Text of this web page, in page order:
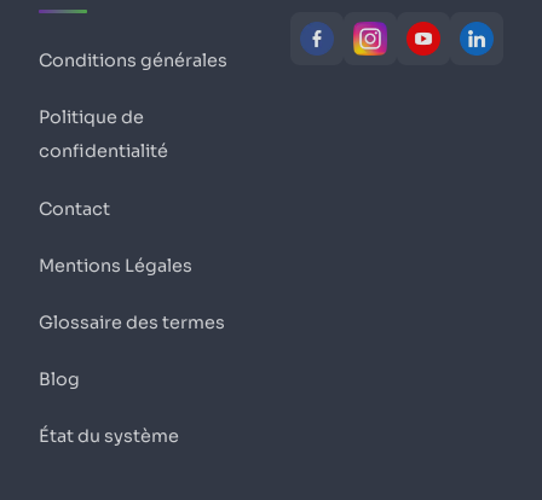
Conditions générales
Politique de
confidentialité
Contact
Mentions Légales
Glossaire des termes
Blog
État du système